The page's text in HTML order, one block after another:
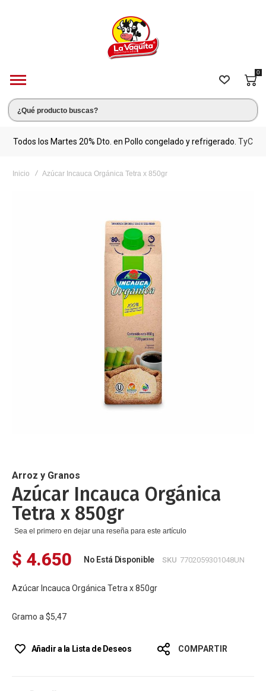
0
Todos los Martes 20% Dto. en Pollo congelado y refrigerado. TyC
Inicio Azúcar Incauca Orgánica Tetra x 850gr
de
la
galería
de
imágenes
Arroz y Granos
Azúcar Incauca Orgánica
Tetra x 850gr
Sea el primero en dejar una reseña para este artículo
$ 4.650 No Está Disponible SKU 7702059301048UN
Azúcar Incauca Orgánica Tetra x 850gr
Gramo a $5,47
Añadir a la Lista de Deseos COMPARTIR